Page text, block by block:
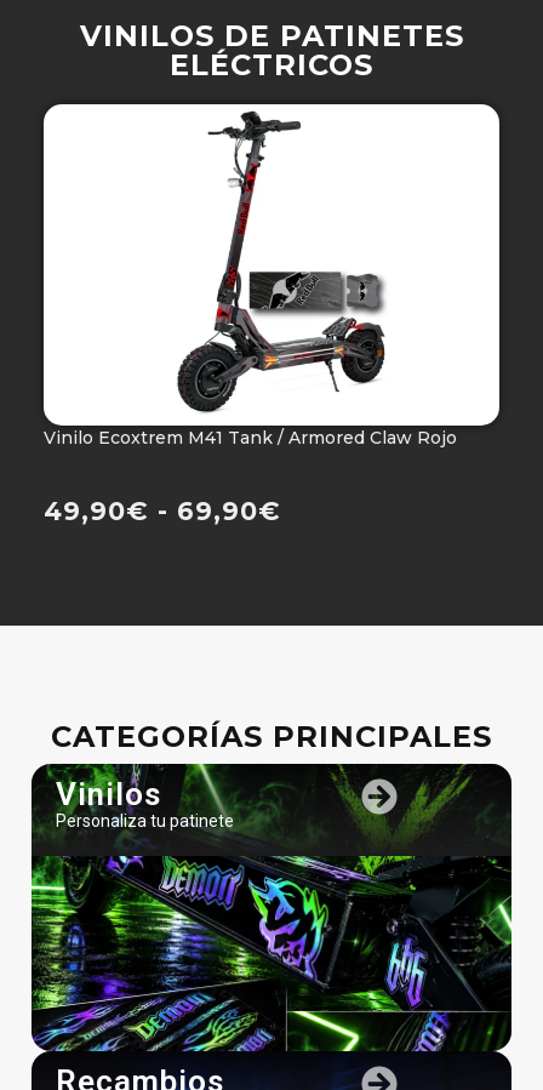
VINILOS DE PATINETES
ELÉCTRICOS
Vinilo Ecoxtrem M41 Tank / Armored Claw Rojo
49,90€ - 69,90€
CATEGORÍAS PRINCIPALES
Vinilos
Personaliza tu patinete
Recambios